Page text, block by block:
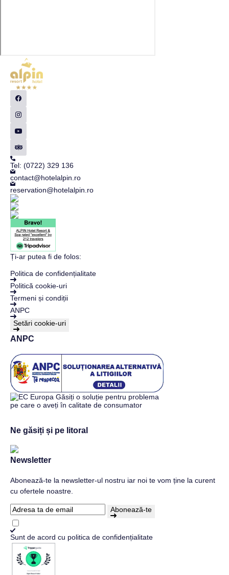
Tel: (0722) 329 136
contact@hotelalpin.ro
reservation@hotelalpin.ro
Ți-ar putea fi de folos:
Politica de confidențialitate
Politică cookie-uri
Termeni și condiții
ANPC
Setări cookie-uri
ANPC
Ne găsiți și pe litoral
Newsletter
Abonează-te la newsletter-ul nostru iar noi te vom ține la curent
cu ofertele noastre.
Abonează-te
Sunt de acord cu politica de confidențialitate